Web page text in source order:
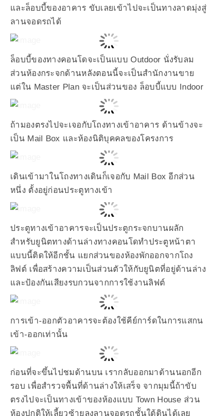
และล็อบบี้ของอาคาร ขับเลยเข้าไปจะเป็นทางลาดมุ่งสู่
ลานจอดรถได้
ล็อบบี้ของทางคอนโดจะเป็นแบบ Outdoor นั่งรับลม
ส่วนห้องกระจกด้านหลังตอนนี้จะเป็นสำนักงานขาย
แต่ใน Master Plan จะเป็นส่วนของ ล็อบบี้แบบ Indoor
ถ้ามองตรงไปจะเจอกับโถงทางเข้าอาคาร ด้านข้างจะ
เป็น Mail Box และห้องนิติบุคคลของโครงการ
เดินเข้ามาในโถงทางเดินก็เจอกับ Mail Box อีกส่วน
หนึ่ง ตั้งอยู่ก่อนประตูทางเข้า
ประตูทางเข้าอาคารจะเป็นประตูกระจกบานผลัก
สำหรับยูนิตทางด้านล่างทางคอนโดทำประตูหน้าตา
แบบนี้ติดให้อีกชั้น แยกส่วนของห้องพักออกจากโถง
ลิฟต์ เพื่อสร้างความเป็นส่วนตัวให้กับยูนิตที่อยู่ด้านล่าง
และป้องกันเสียงรบกวนจากการใช้งานลิฟต์
การเข้า-ออกตัวอาคารจะต้องใช้คีย์การ์ดในการแสกน
เข้า-ออกเท่านั้น
ก่อนที่จะขึ้นไปชมด้านบน เรากลับออกมาด้านนอกอีก
รอบ เพื่อสำรวจพื้นที่ด้านล่างให้เสร็จ จากมุมนี้ถ้าขับ
ตรงไปจะเป็นทางเข้าของห้องแบบ Town House ส่วน
ห้องปกติให้เลี้ยวซ้ายลงลานจอดรถชั้นใต้ดินได้เลย